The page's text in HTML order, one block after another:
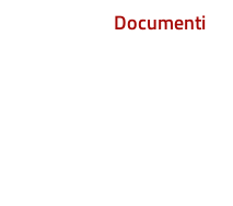
Documenti